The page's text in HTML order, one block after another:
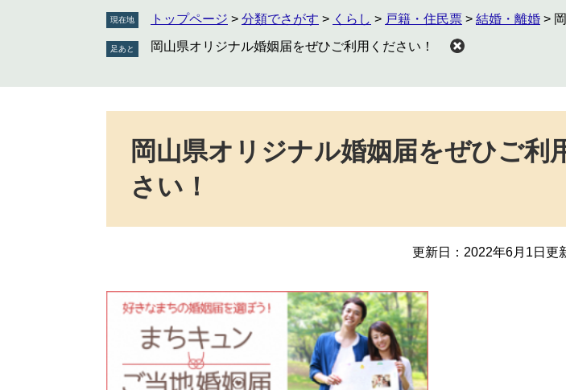
現在地 トップページ > 分類でさがす > くらし > 戸籍・住民票 > 結婚・離婚 >
岡山県オリジナル婚姻届をぜひご利用ください！
岡山県オリジナル婚姻届をぜひご利
さい！
更新日：2022年6月1日更